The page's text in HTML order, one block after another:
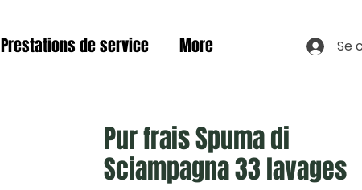
Prestations de service More Se
Pur frais Spuma di
Sciampagna 33 lavages